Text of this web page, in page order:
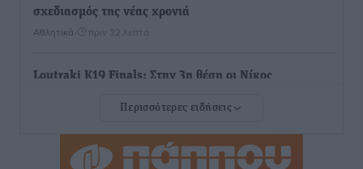
σχεδιασμός της νέας χρονιά
Αθλητικά πριν 32 λεπτά
Loutraki K19 Finals: Στην 3η θέση οι Νίκος
πριν 33 λεπτά
LFC ΑΣΤΙΡ Ιαλυσού: Μετεγγραφική «βόμβα» με την
Περισσότερες ειδήσεις